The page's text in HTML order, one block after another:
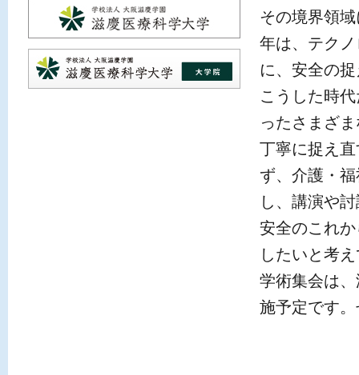
その境界領
年は、テク
に、安全の
こうした時
ったさまざ
丁寧に捉え
ず、介護・
し、講演や
安全のこれ
したいと考
学術集会は
施予定です